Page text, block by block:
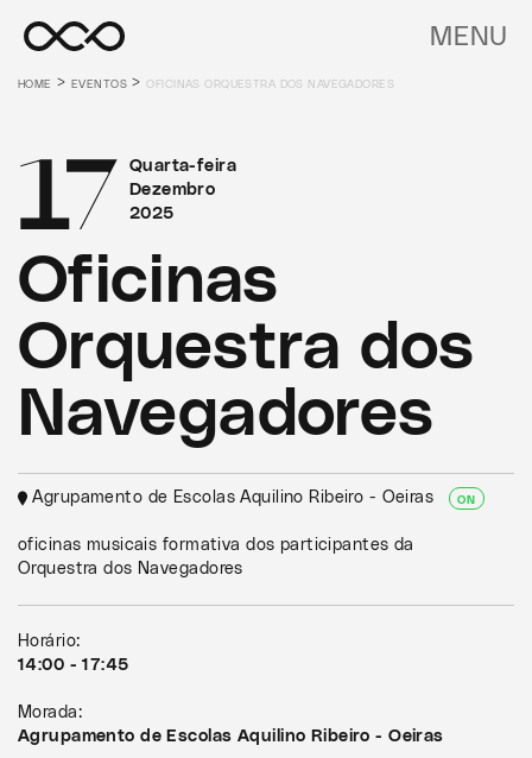
MENU
HOME >EVENTOS >OFICINAS ORQUESTRA DOS NAVEGADORES
Quarta-feira
Dezembro
2025
17
Oficinas
Orquestra dos
Navegadores
Agrupamento de Escolas Aquilino Ribeiro - Oeiras ON
oficinas musicais formativa dos participantes da
Orquestra dos Navegadores
Horário:
14:00 - 17:45
Morada:
Agrupamento de Escolas Aquilino Ribeiro - Oeiras